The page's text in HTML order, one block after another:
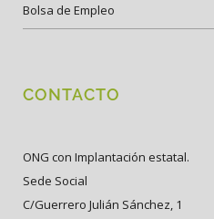
Bolsa de Empleo
CONTACTO
ONG con Implantación estatal.
Sede Social
C/Guerrero Julián Sánchez, 1